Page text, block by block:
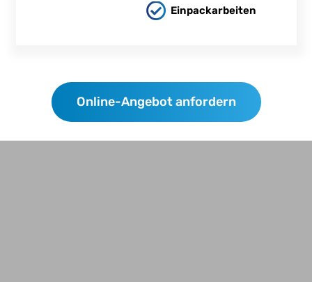
Einpackarbeiten
Online-Angebot anfordern